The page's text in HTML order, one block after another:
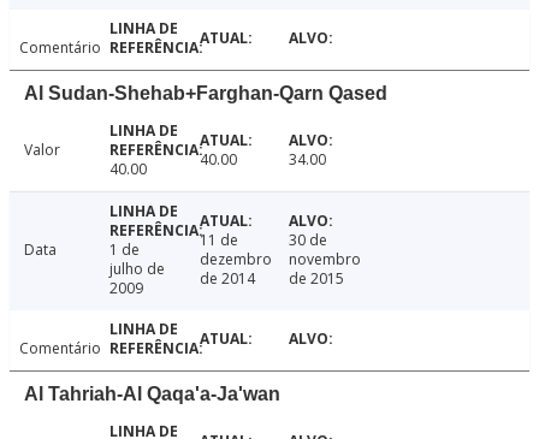
Comentário
Al Sudan-Shehab+Farghan-Qarn Qased
Valor
40.00
40.00 34.00
Data
1 de
julho de
2009
11 de
dezembro
de 2014
30 de
novembro
de 2015
Comentário
Al Tahriah-Al Qaqa'a-Ja'wan